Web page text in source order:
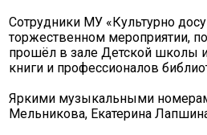
Сотрудники МУ «Культурно
торжественном мероприятии,
прошёл в зале Детской школы
книги и профессионалов
Яркими музыкальными
Мельникова, Екатерина